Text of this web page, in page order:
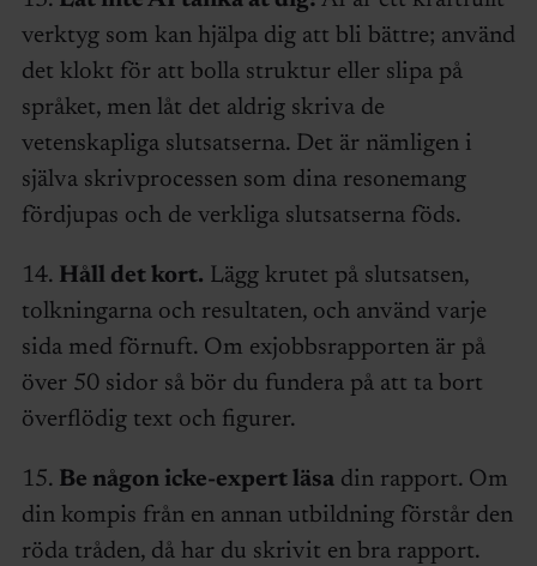
verktyg som kan hjälpa dig att bli bättre; använd
det klokt för att bolla struktur eller slipa på
språket, men låt det aldrig skriva de
vetenskapliga slutsatserna. Det är nämligen i
själva skrivprocessen som dina resonemang
fördjupas och de verkliga slutsatserna föds.
14. Håll det kort. Lägg krutet på slutsatsen,
tolkningarna och resultaten, och använd varje
sida med förnuft. Om exjobbsrapporten är på
över 50 sidor så bör du fundera på att ta bort
överflödig text och figurer.
15. Be någon icke-expert läsadin rapport. Om
din kompis från en annan utbildning förstår den
röda tråden, då har du skrivit en bra rapport.